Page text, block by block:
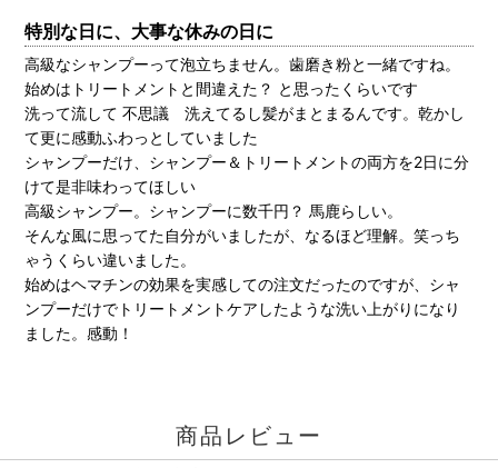
特別な日に、大事な休みの日に
高級なシャンプーって泡立ちません。歯磨き粉と一緒ですね。
始めはトリートメントと間違えた？ と思ったくらいです
洗って流して 不思議 洗えてるし髪がまとまるんです。乾かし
て更に感動ふわっとしていました
シャンプーだけ、シャンプー＆トリートメントの両方を2日に分
けて是非味わってほしい
高級シャンプー。シャンプーに数千円？ 馬鹿らしい。
そんな風に思ってた自分がいましたが、なるほど理解。笑っち
ゃうくらい違いました。
始めはヘマチンの効果を実感しての注文だったのですが、シャ
ンプーだけでトリートメントケアしたような洗い上がりになり
ました。感動！
商品レビュー